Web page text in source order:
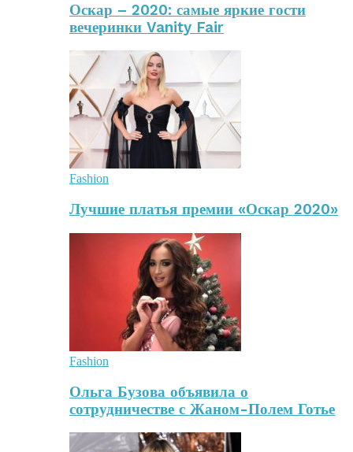
Оскар – 2020: самые яркие гости
вечеринки Vanity Fair
Fashion
Лучшие платья премии «Оскар 2020»
Fashion
Ольга Бузова объявила о
сотрудничестве с Жаном-Полем Готье